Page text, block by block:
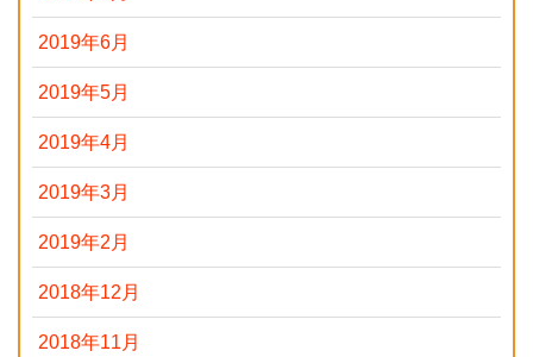
2019年6月
2019年5月
2019年4月
2019年3月
2019年2月
2018年12月
2018年11月